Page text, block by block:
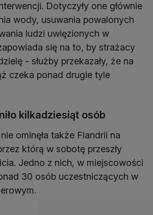
Dotyczyły one głównie
wody, usuwania powalonych
ludzi uwięzionych w
się na to, by strażacy
- służby przekazały, że na
czeka ponad drugie tyle
kilkadziesiąt osób
ominęła także Flandrii na
którą w sobotę przeszły
Jedno z nich, w miejscowości
30 osób uczestniczących w